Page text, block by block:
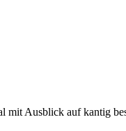
mit Ausblick auf kantig